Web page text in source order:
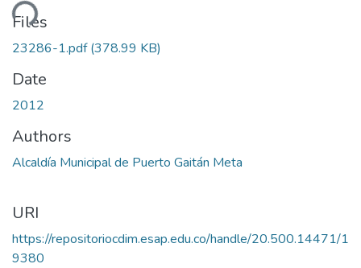
Files
23286-1.pdf(378.99 KB)
Date
2012
Authors
Alcaldía Municipal de Puerto Gaitán Meta
URI
https://repositoriocdim.esap.edu.co/handle/20.500.14471/1
9380